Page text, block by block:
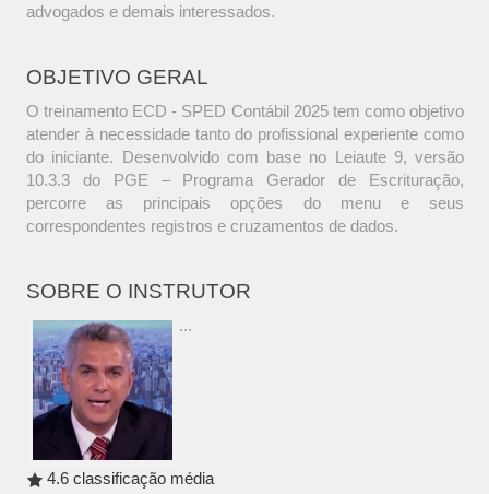
advogados e demais interessados.
OBJETIVO GERAL
O treinamento ECD - SPED Contábil 2025 tem como objetivo
atender à necessidade tanto do profissional experiente como
do iniciante. Desenvolvido com base no Leiaute 9, versão
10.3.3 do PGE – Programa Gerador de Escrituração,
percorre as principais opções do menu e seus
correspondentes registros e cruzamentos de dados.
SOBRE O INSTRUTOR
...
4.6 classificação média